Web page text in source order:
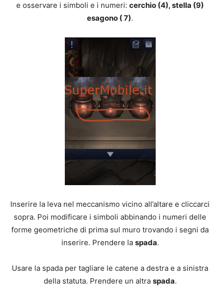
e osservare i simboli e i numeri: cerchio (4), stella (9)
esagono ( 7).
Inserire la leva nel meccanismo vicino all’altare e cliccarci
sopra. Poi modificare i simboli abbinando i numeri delle
forme geometriche di prima sul muro trovando i segni da
inserire. Prendere la spada.
Usare la spada per tagliare le catene a destra e a sinistra
della statuta. Prendere un altra spada.